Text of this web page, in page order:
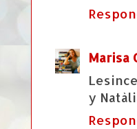
Marisa
y